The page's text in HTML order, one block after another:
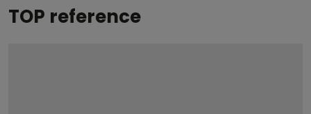
TOP reference